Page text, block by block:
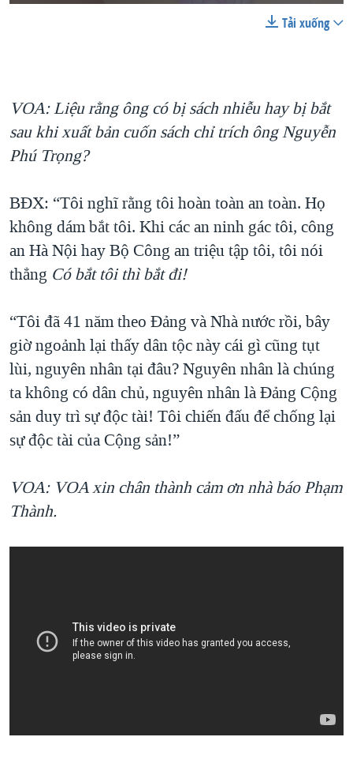
Tải xuống
VOA: Liệu rằng ông có bị sách nhiễu hay bị bắt
sau khi xuất bản cuốn sách chỉ trích ông Nguyễn
Phú Trọng?
BĐX: “Tôi nghĩ rằng tôi hoàn toàn an toàn. Họ
không dám bắt tôi. Khi các an ninh gác tôi, công
an Hà Nội hay Bộ Công an triệu tập tôi, tôi nói
thẳng Có bắt tôi thì bắt đi!
“Tôi đã 41 năm theo Đảng và Nhà nước rồi, bây
giờ ngoảnh lại thấy dân tộc này cái gì cũng tụt
lùi, nguyên nhân tại đâu? Nguyên nhân là chúng
ta không có dân chủ, nguyên nhân là Đảng Cộng
sản duy trì sự độc tài! Tôi chiến đấu để chống lại
sự độc tài của Cộng sản!”
VOA: VOA xin chân thành cảm ơn nhà báo Phạm
Thành.